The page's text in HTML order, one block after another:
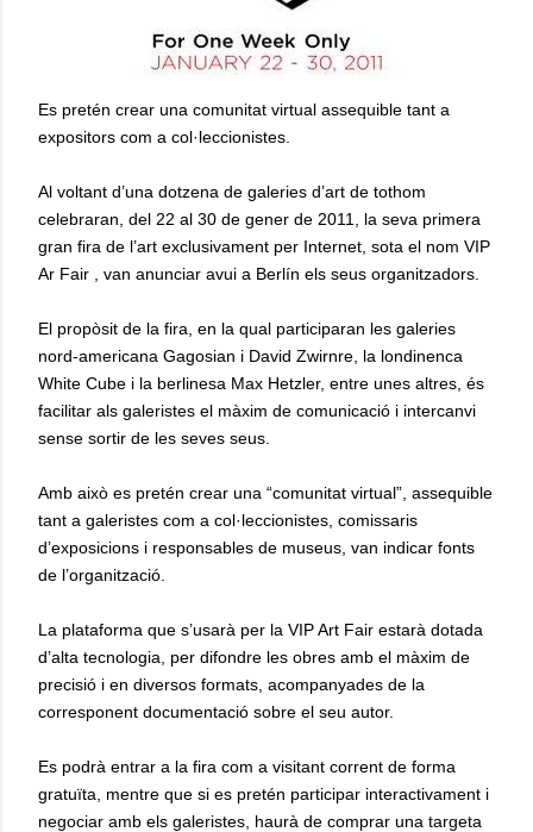
Es pretén crear una comunitat virtual assequible tant a
expositors com a col·leccionistes.
Al voltant d’una dotzena de galeries d’art de tothom
celebraran, del 22 al 30 de gener de 2011, la seva primera
gran fira de l’art exclusivament per Internet, sota el nom VIP
Ar Fair , van anunciar avui a Berlín els seus organitzadors.
El propòsit de la fira, en la qual participaran les galeries
nord-americana Gagosian i David Zwirnre, la londinenca
White Cube i la berlinesa Max Hetzler, entre unes altres, és
facilitar als galeristes el màxim de comunicació i intercanvi
sense sortir de les seves seus.
Amb això es pretén crear una “comunitat virtual”, assequible
tant a galeristes com a col·leccionistes, comissaris
d’exposicions i responsables de museus, van indicar fonts
de l’organització.
La plataforma que s’usarà per la VIP Art Fair estarà dotada
d’alta tecnologia, per difondre les obres amb el màxim de
precisió i en diversos formats, acompanyades de la
corresponent documentació sobre el seu autor.
Es podrà entrar a la fira com a visitant corrent de forma
gratuïta, mentre que si es pretén participar interactivament i
negociar amb els galeristes, haurà de comprar una targeta